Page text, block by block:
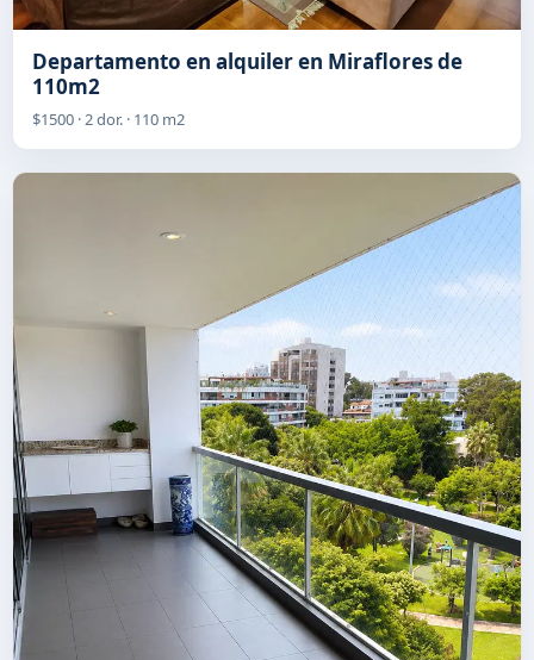
Departamento en alquiler en Miraflores de
110m2
$1500 · 2 dor. · 110 m2